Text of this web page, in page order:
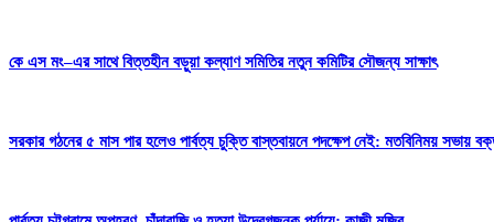
কে এস মং–এর সাথে বিত্তহীন বড়ুয়া কল্যাণ সমিতির নতুন কমিটির সৌজন্য সাক্ষাৎ
সরকার গঠনের ৫ মাস পার হলেও পার্বত্য চুক্তি বাস্তবায়নে পদক্ষেপ নেই: মতবিনিময় সভায়